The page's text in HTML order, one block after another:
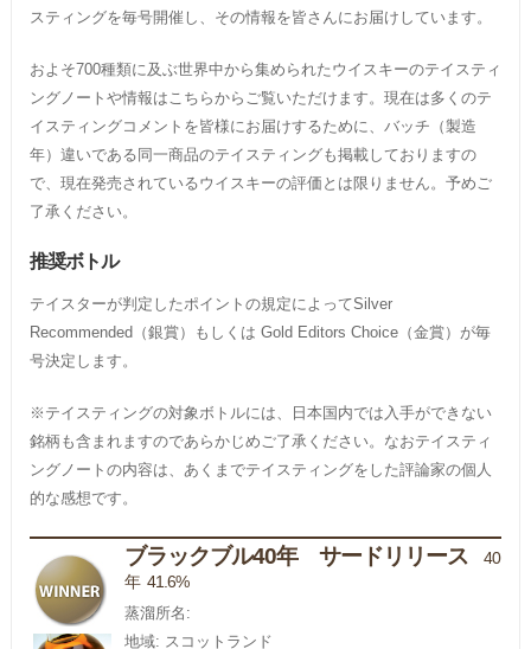
スティングを毎号開催し、その情報を皆さんにお届けしています。
およそ700種類に及ぶ世界中から集められたウイスキーのテイスティ
ングノートや情報はこちらからご覧いただけます。現在は多くのテ
イスティングコメントを皆様にお届けするために、バッチ（製造
年）違いである同一商品のテイスティングも掲載しておりますの
で、現在発売されているウイスキーの評価とは限りません。予めご
了承ください。
推奨ボトル
テイスターが判定したポイントの規定によってSilver
Recommended（銀賞）もしくは Gold Editors Choice（金賞）が毎
号決定します。
※テイスティングの対象ボトルには、日本国内では入手ができない
銘柄も含まれますのであらかじめご了承ください。なおテイスティ
ングノートの内容は、あくまでテイスティングをした評論家の個人
的な感想です。
ブラックブル40年 サードリリース
40
年 41.6%
蒸溜所名:
地域: スコットランド